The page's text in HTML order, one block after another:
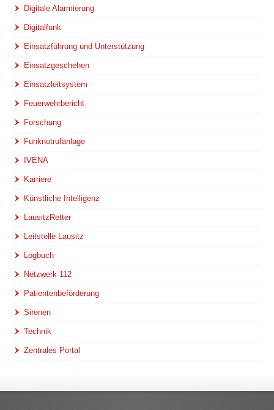
Digitale Alarmierung
Digitalfunk
Einsatzführung und Unterstützung
Einsatzgeschehen
Einsatzleitsystem
Feuerwehrbericht
Forschung
Funknotrufanlage
IVENA
Karriere
Künstliche Intelligenz
LausitzRetter
Leitstelle Lausitz
Logbuch
Netzwerk 112
Patientenbeförderung
Sirenen
Technik
Zentrales Portal